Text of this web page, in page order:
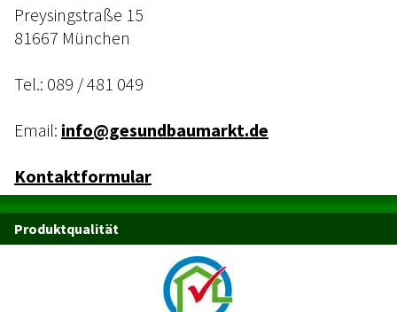
Preysingstraße 15
81667 München
Tel.: 089 / 481 049
Email: info@gesundbaumarkt.de
Kontaktformular
Produktqualität